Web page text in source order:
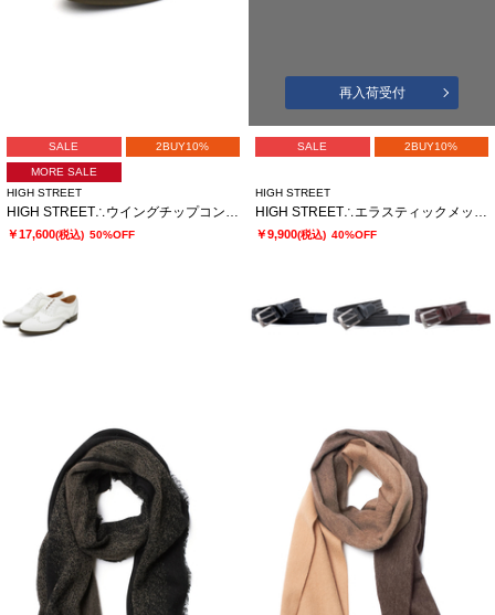
SALE 2BUY10%
MORE SALE
HIGH STREET
HIGH STREET∴ウイングチップコンビシューズ
￥17,600(税込) 50%OFF
再入荷受付
SALE 2BUY10%
HIGH STREET
HIGH STREET∴エラスティックメッシュベルト
￥9,900(税込) 40%OFF